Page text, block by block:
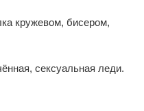
кружевом, бисером,
сексуальная леди.